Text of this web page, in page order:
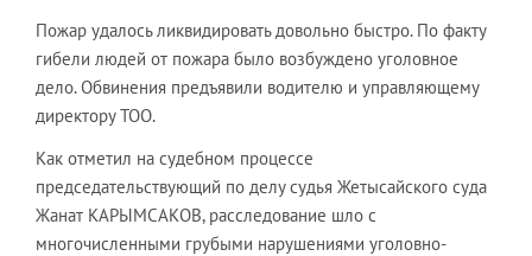
Пожар удалось ликвидировать довольно быстро. По факту
гибели людей от пожара было возбуждено уголовное
дело. Обвинения предъявили водителю и управляющему
директору ТОО.
Как отметил на судебном процессе
председательствующий по делу судья Жетысайского суда
Жанат КАРЫМСАКОВ, расследование шло с
многочисленными грубыми нарушениями уголовно-